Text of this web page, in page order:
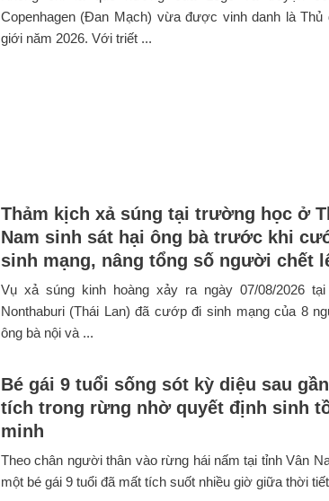
Copenhagen (Đan Mạch) vừa được vinh danh là Thủ
giới năm 2026. Với triết ...
Thảm kịch xả súng tại trường học ở
Nam sinh sát hại ông bà trước khi
sinh mạng, nâng tổng số người chết
Vụ xả súng kinh hoàng xảy ra ngày 07/08/2026
Nonthaburi (Thái Lan) đã cướp đi sinh mạng của 8
ông bà nội và ...
Bé gái 9 tuổi sống sót kỳ diệu sau
tích trong rừng nhờ quyết định sinh
minh
Theo chân người thân vào rừng hái nấm tại tỉnh Vân
một bé gái 9 tuổi đã mất tích suốt nhiều giờ giữa thời